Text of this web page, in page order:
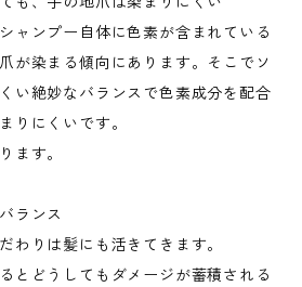
ャンプー自体に色素が含まれている
が染まる傾向にあります。そこでソ
い絶妙なバランスで色素成分を配合
りにくいです。
ます。
ランス
わりは髪にも活きてきます。
とどうしてもダメージが蓄積される